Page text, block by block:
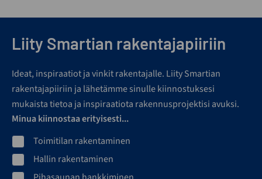
Liity Smartian rakentajapiiriin
Ideat, inspiraatiot ja vinkit rakentajalle. Liity Smartian
rakentajapiiriin ja lähetämme sinulle kiinnostuksesi
mukaista tietoa ja inspiraatiota rakennusprojektisi avuksi.
Minua kiinnostaa erityisesti...
Toimitilan rakentaminen
Hallin rakentaminen